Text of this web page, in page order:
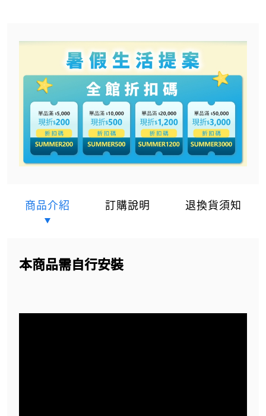
商品介紹 訂購說明 退換貨須知
本商品需自行安裝